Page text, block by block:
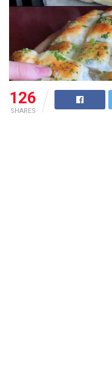
126
SHARES